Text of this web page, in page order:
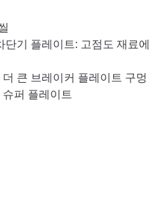
기 플레이트: 고점도 재료에
큰 브레이커 플레이트 구멍
퍼 플레이트